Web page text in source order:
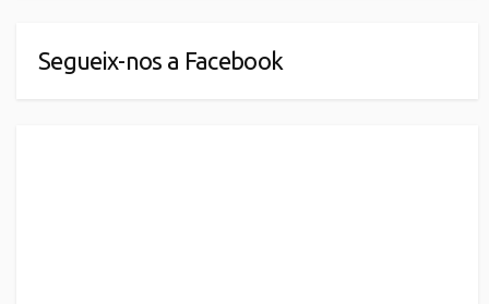
Segueix-nos a Facebook